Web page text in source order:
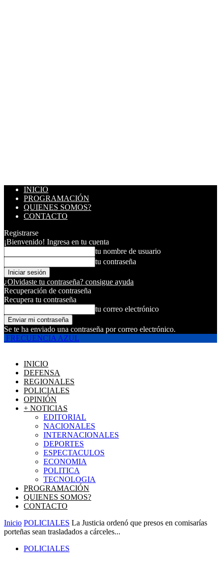
INICIO
PROGRAMACIÓN
QUIENES SOMOS?
CONTACTO
Registrarse
¡Bienvenido! Ingresa en tu cuenta
tu nombre de usuario
tu contraseña
¿Olvidaste tu contraseña? consigue ayuda
Recuperación de contraseña
Recupera tu contraseña
tu correo electrónico
Se te ha enviado una contraseña por correo electrónico.
FRECUENCIA AZUL
INICIO
DEFENSA
REGIONALES
POLICIALES
OPINIÓN
+ NOTICIAS
EDITORIAL
NACIONALES
INTERNACIONALES
DEPORTES
ESPECTACULOS
ECONOMIA
POLITICA
TECNOLOGIA
PROGRAMACIÓN
QUIENES SOMOS?
CONTACTO
Inicio POLICIALES La Justicia ordenó que presos en comisarías
porteñas sean trasladados a cárceles...
POLICIALES